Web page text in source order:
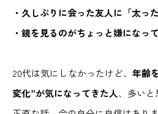
・久しぶりに会った友人に「太っ
・鏡を見るのがちょっと嫌になっ
20代は気にしなかったけど、 年齢
変化”が気になってきた人、多いと